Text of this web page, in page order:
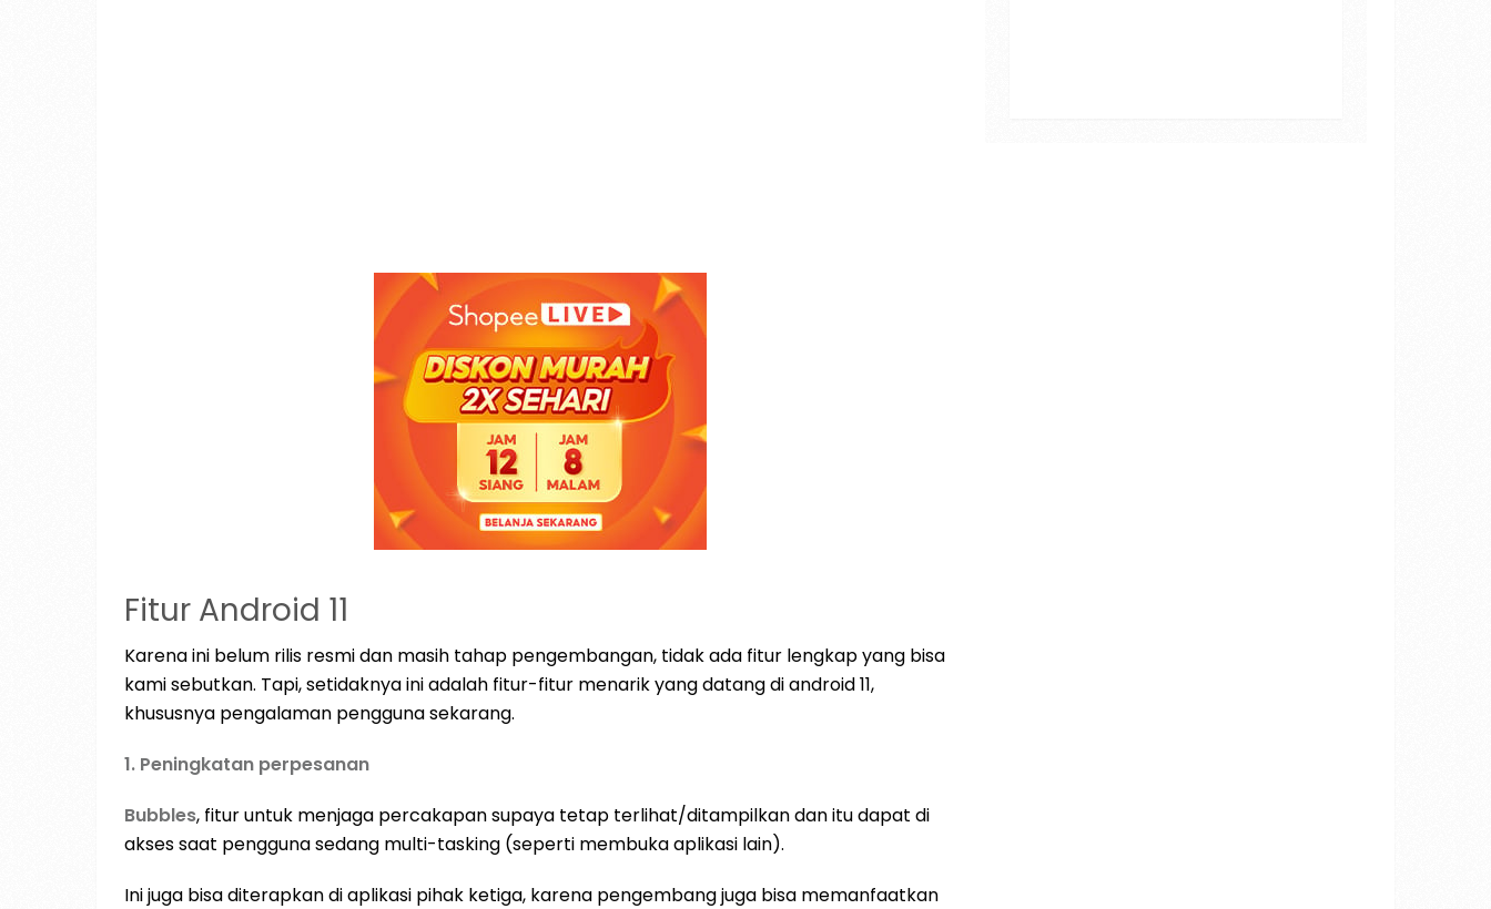
Fitur Android 11
Karena ini belum rilis resmi dan masih tahap pengembangan, tidak ada fitur lengkap yang bisa
kami sebutkan. Tapi, setidaknya ini adalah fitur-fitur menarik yang datang di android 11,
khususnya pengalaman pengguna sekarang.
1. Peningkatan perpesanan
Bubbles, fitur untuk menjaga percakapan supaya tetap terlihat/ditampilkan dan itu dapat di
akses saat pengguna sedang multi-tasking (seperti membuka aplikasi lain).
Ini juga bisa diterapkan di aplikasi pihak ketiga, karena pengembang juga bisa memanfaatkan